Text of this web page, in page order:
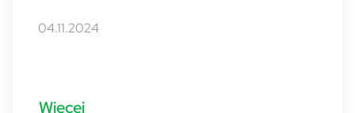
04.11.2024
Więcej